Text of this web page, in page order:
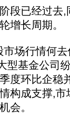
已经过去,
增长周期。
行情何去
型基金公司
度环比企稳
构成支撑,
会。